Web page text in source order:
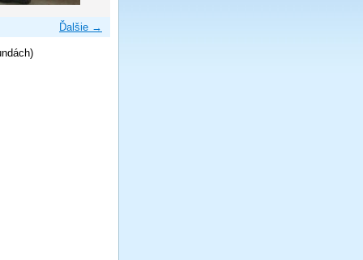
Ďalšie →